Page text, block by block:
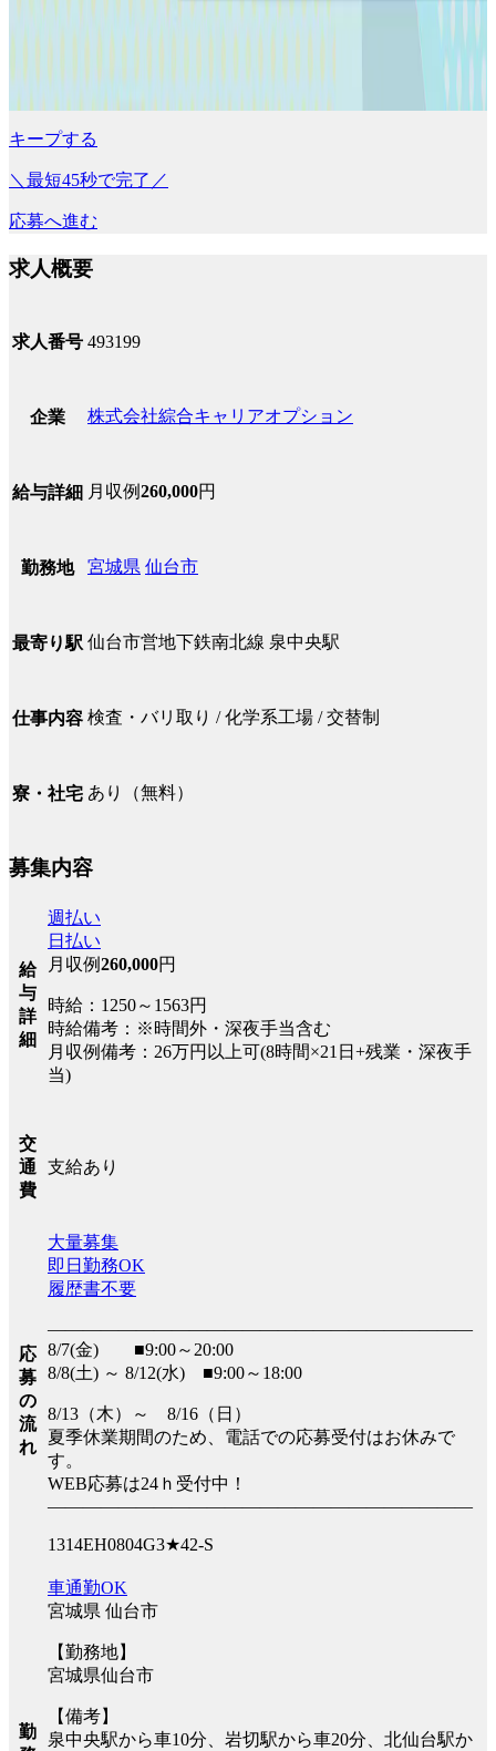
キープする
＼最短45秒で完了／
応募へ進む
求人概要
求人番号 493199
企業 株式会社綜合キャリアオプション
給与詳細 月収例260,000円
勤務地 宮城県 仙台市
最寄り駅 仙台市営地下鉄南北線 泉中央駅
仕事内容 検査・バリ取り / 化学系工場 / 交替制
寮・社宅 あり（無料）
募集内容
給
与
詳
細
週払い
日払い
月収例260,000円
時給：1250～1563円
時給備考：※時間外・深夜手当含む
月収例備考：26万円以上可(8時間×21日+残業・深夜手
当)
交
通
費
支給あり
応
募
の
流
れ
大量募集
即日勤務OK
履歴書不要
――――――――――――――――――――――――
8/7(金) ■9:00～20:00
8/8(土) ～ 8/12(水) ■9:00～18:00
8/13（木）～ 8/16（日）
夏季休業期間のため、電話での応募受付はお休みで
す。
WEB応募は24ｈ受付中！
――――――――――――――――――――――――
1314EH0804G3★42-S
勤
車通勤OK
宮城県 仙台市
【勤務地】
宮城県仙台市
【備考】
泉中央駅から車10分、岩切駅から車20分、北仙台駅か